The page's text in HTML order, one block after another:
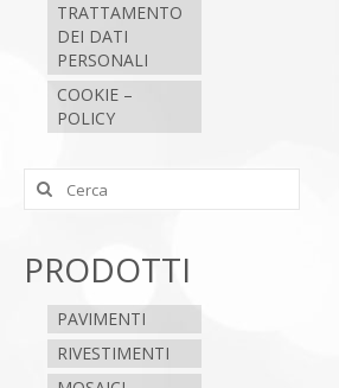
TRATTAMENTO
DEI DATI
PERSONALI
COOKIE –
POLICY
Cerca:
PRODOTTI
PAVIMENTI
RIVESTIMENTI